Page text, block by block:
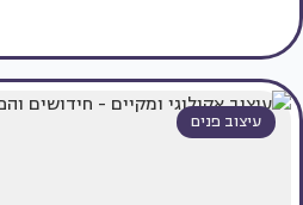
עיצוב פנים